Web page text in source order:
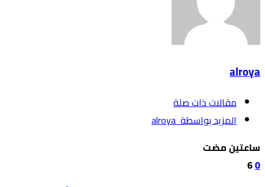
alroya
‫مقالات ذات صلة‬
‫‫المزيد بواسطة‬ ‬ alroya
‫‫‫‏‫ساعتين مضت‬
0
6